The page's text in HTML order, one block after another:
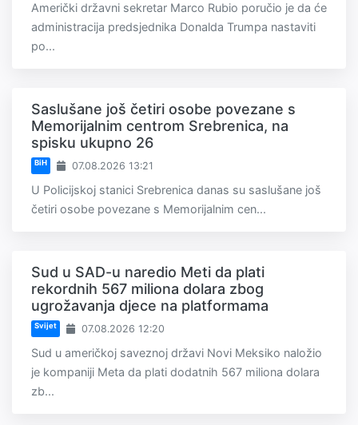
Američki državni sekretar Marco Rubio poručio je da će
administracija predsjednika Donalda Trumpa nastaviti
po...
Saslušane još četiri osobe povezane s
Memorijalnim centrom Srebrenica, na
spisku ukupno 26
BiH 07.08.2026 13:21
U Policijskoj stanici Srebrenica danas su saslušane još
četiri osobe povezane s Memorijalnim cen...
Sud u SAD-u naredio Meti da plati
rekordnih 567 miliona dolara zbog
ugrožavanja djece na platformama
Svijet 07.08.2026 12:20
Sud u američkoj saveznoj državi Novi Meksiko naložio
je kompaniji Meta da plati dodatnih 567 miliona dolara
zb...